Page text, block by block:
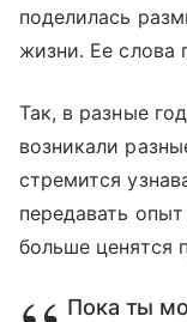
поделилась
жизни. Ее слова
Так, в разные
возникали
стремится
передавать
больше ценятся
Пока ты